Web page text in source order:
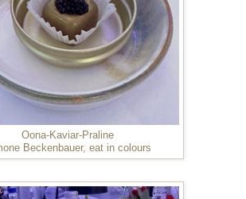
Oona-Kaviar-Praline
Beckenbauer, eat in colours